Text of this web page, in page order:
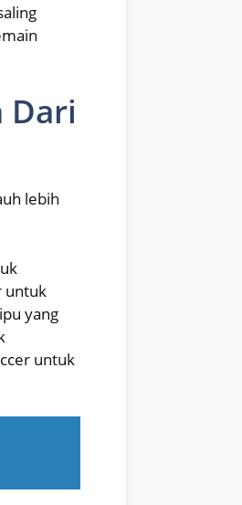
Dari
lebih
untuk
yang
untuk